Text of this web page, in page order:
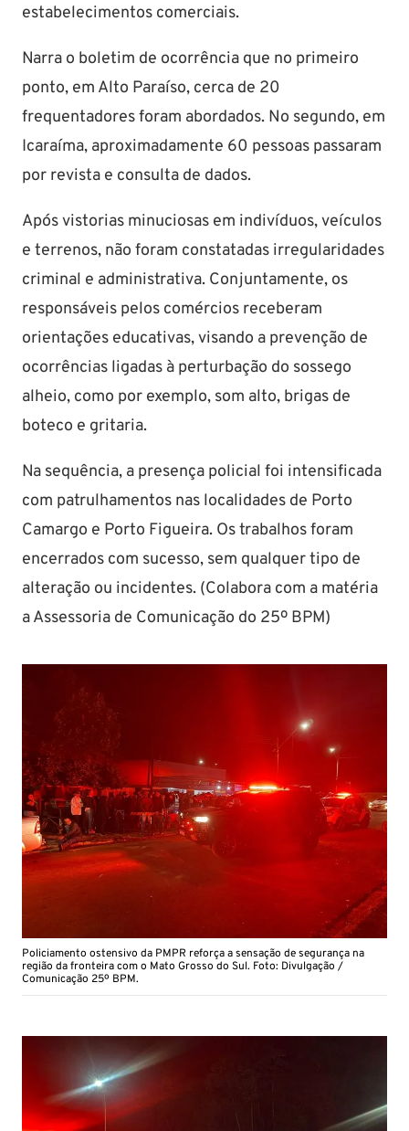
estabelecimentos comerciais.
Narra o boletim de ocorrência que no primeiro
ponto, em Alto Paraíso, cerca de 20
frequentadores foram abordados. No segundo, em
Icaraíma, aproximadamente 60 pessoas passaram
por revista e consulta de dados.
Após vistorias minuciosas em indivíduos, veículos
e terrenos, não foram constatadas irregularidades
criminal e administrativa. Conjuntamente, os
responsáveis pelos comércios receberam
orientações educativas, visando a prevenção de
ocorrências ligadas à perturbação do sossego
alheio, como por exemplo, som alto, brigas de
boteco e gritaria.
Na sequência, a presença policial foi intensificada
com patrulhamentos nas localidades de Porto
Camargo e Porto Figueira. Os trabalhos foram
encerrados com sucesso, sem qualquer tipo de
alteração ou incidentes. (Colabora com a matéria
a Assessoria de Comunicação do 25º BPM)
Policiamento ostensivo da PMPR reforça a sensação de segurança na
região da fronteira com o Mato Grosso do Sul. Foto: Divulgação /
Comunicação 25º BPM.